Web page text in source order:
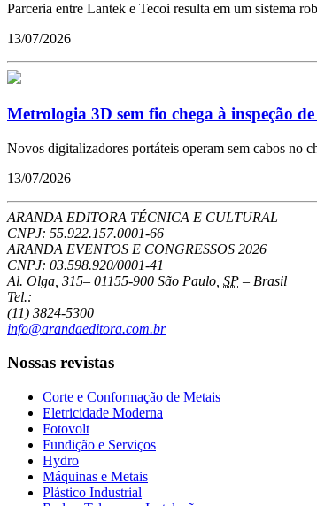
Parceria entre Lantek e Tecoi resulta em um sistema
13/07/2026
Metrologia 3D sem fio chega à inspeção
Novos digitalizadores portáteis operam sem cabos no
13/07/2026
ARANDA EDITORA TÉCNICA E CULTURAL
CNPJ: 55.922.157.0001-66
ARANDA EVENTOS E CONGRESSOS 2026
CNPJ: 03.598.920/0001-41
Al. Olga, 315– 01155-900 São Paulo SP – Brasil
Tel.:
(11) 3824-5300
info@arandaeditora.com.br
Nossas revistas
Corte e Conformação de Metais
Eletricidade Moderna
Fotovolt
Fundição e Serviços
Hydro
Máquinas e Metais
Plástico Industrial